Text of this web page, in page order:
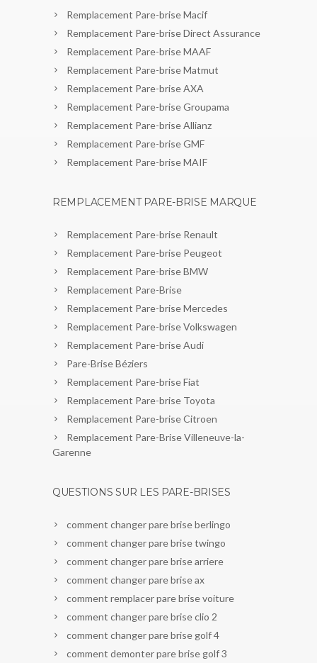
Remplacement Pare-brise Macif
Remplacement Pare-brise Direct Assurance
Remplacement Pare-brise MAAF
Remplacement Pare-brise Matmut
Remplacement Pare-brise AXA
Remplacement Pare-brise Groupama
Remplacement Pare-brise Allianz
Remplacement Pare-brise GMF
Remplacement Pare-brise MAIF
REMPLACEMENT PARE-BRISE MARQUE
Remplacement Pare-brise Renault
Remplacement Pare-brise Peugeot
Remplacement Pare-brise BMW
Remplacement Pare-Brise
Remplacement Pare-brise Mercedes
Remplacement Pare-brise Volkswagen
Remplacement Pare-brise Audi
Pare-Brise Béziers
Remplacement Pare-brise Fiat
Remplacement Pare-brise Toyota
Remplacement Pare-brise Citroen
Remplacement Pare-Brise Villeneuve-la-
Garenne
QUESTIONS SUR LES PARE-BRISES
comment changer pare brise berlingo
comment changer pare brise twingo
comment changer pare brise arriere
comment changer pare brise ax
comment remplacer pare brise voiture
comment changer pare brise clio 2
comment changer pare brise golf 4
comment demonter pare brise golf 3